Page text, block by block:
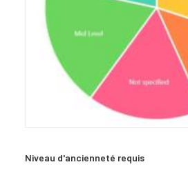
Niveau d'ancienneté requis